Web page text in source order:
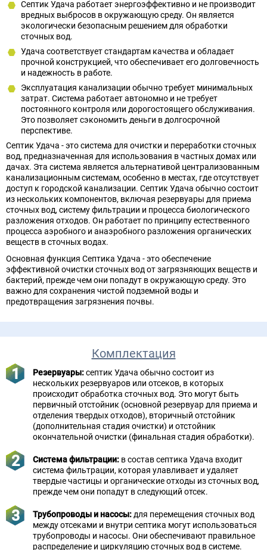
Септик Удача работает энергоэффективно и не производит
вредных выбросов в окружающую среду. Он является
экологически безопасным решением для обработки
сточных вод.
Удача соответствует стандартам качества и обладает
прочной конструкцией, что обеспечивает его долговечность
и надежность в работе.
Эксплуатация канализации обычно требует минимальных
затрат. Система работает автономно и не требует
постоянного контроля или дорогостоящего обслуживания.
Это позволяет сэкономить деньги в долгосрочной
перспективе.
Септик Удача - это система для очистки и переработки сточных
вод, предназначенная для использования в частных домах или
дачах. Эта система является альтернативой централизованным
канализационным системам, особенно в местах, где отсутствует
доступ к городской канализации. Септик Удача обычно состоит
из нескольких компонентов, включая резервуары для приема
сточных вод, систему фильтрации и процесса биологического
разложения отходов. Он работает по принципу естественного
процесса аэробного и анаэробного разложения органических
веществ в сточных водах.
Основная функция Септика Удача - это обеспечение
эффективной очистки сточных вод от загрязняющих веществ и
бактерий, прежде чем они попадут в окружающую среду. Это
важно для сохранения чистой подземной воды и
предотвращения загрязнения почвы.
Комплектация
Резервуары:септик Удача обычно состоит из
нескольких резервуаров или отсеков, в которых
происходит обработка сточных вод. Это могут быть
первичный отстойник (основной резервуар для приема и
отделения твердых отходов), вторичный отстойник
(дополнительная стадия очистки) и отстойник
окончательной очистки (финальная стадия обработки).
Система фильтрации: в состав септика Удача входит
система фильтрации, которая улавливает и удаляет
твердые частицы и органические отходы из сточных вод,
прежде чем они попадут в следующий отсек.
Трубопроводы и насосы: для перемещения сточных вод
между отсеками и внутри септика могут использоваться
трубопроводы и насосы. Они обеспечивают правильное
распределение и циркуляцию сточных вод в системе.